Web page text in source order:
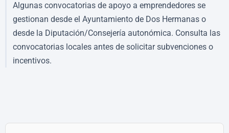
Algunas convocatorias de apoyo a emprendedores se
gestionan desde el Ayuntamiento de Dos Hermanas o
desde la Diputación/Consejería autonómica. Consulta las
convocatorias locales antes de solicitar subvenciones o
incentivos.